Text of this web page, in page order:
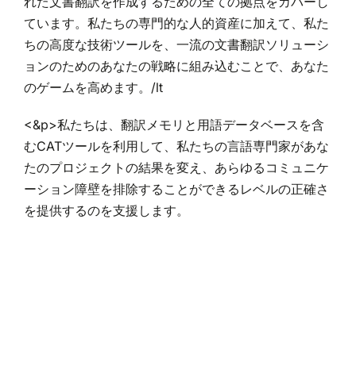
ています。私たちの専門的な人的資産に加えて、私た
ちの高度な技術ツールを、一流の文書翻訳ソリューシ
ョンのためのあなたの戦略に組み込むことで、あなた
のゲームを高めます。/lt
<&p>私たちは、翻訳メモリと用語データベースを含
むCATツールを利用して、私たちの言語専門家があな
たのプロジェクトの結果を変え、あらゆるコミュニケ
ーション障壁を排除することができるレベルの正確さ
を提供するのを支援します。